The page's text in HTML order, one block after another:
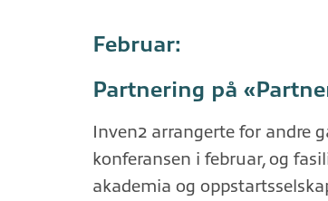
Februar:
Partnering på
Inven2 arrangerte for andre
konferansen i februar, og
akademia og